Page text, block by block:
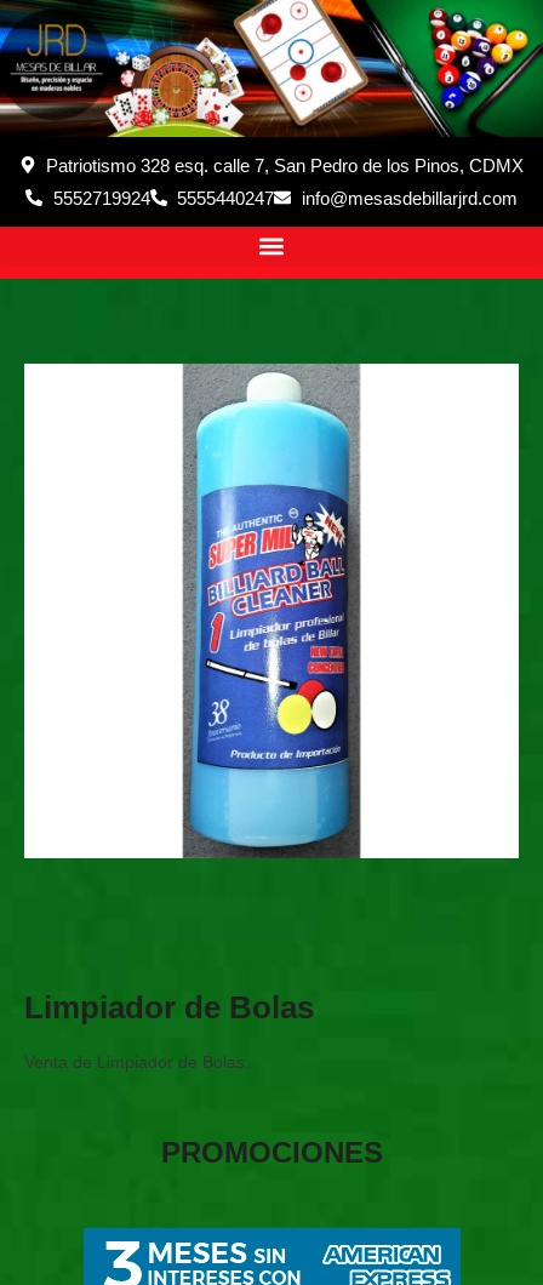
Patriotismo 328 esq. calle 7, San Pedro de los Pinos, CDMX
5552719924
5555440247 info@mesasdebillarjrd.com
Limpiador de Bolas
Venta de Limpiador de Bolas.
PROMOCIONES